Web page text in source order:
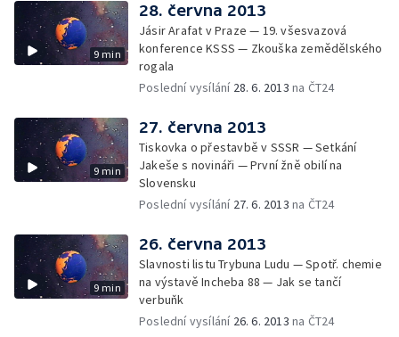
9 min
28. června 2013
Jásir Arafat v Praze — 19. všesvazová
konference KSSS — Zkouška zemědělského
rogala
Poslední vysílání 28. 6. 2013 na ČT24
9 min
27. června 2013
Tiskovka o přestavbě v SSSR — Setkání
Jakeše s novináři — První žně obilí na
Slovensku
Poslední vysílání 27. 6. 2013 na ČT24
9 min
26. června 2013
Slavnosti listu Trybuna Ludu — Spotř. chemie
na výstavě Incheba 88 — Jak se tančí
verbuňk
Poslední vysílání 26. 6. 2013 na ČT24